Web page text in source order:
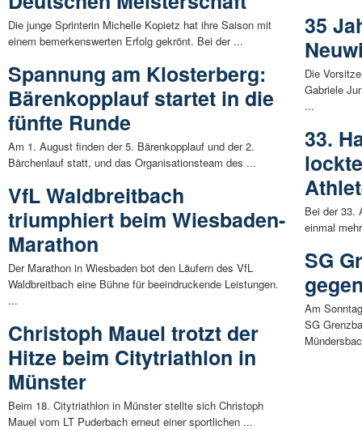
Die junge Sprinterin Michelle Kopietz hat ihre Saison mit
einem bemerkenswerten Erfolg gekrönt. Bei der ...
Spannung am Klosterberg:
Bärenkopplauf startet in die
fünfte Runde
Am 1. August finden der 5. Bärenkopplauf und der 2.
Bärchenlauf statt, und das Organisationsteam des ...
VfL Waldbreitbach
triumphiert beim Wiesbaden-
Marathon
Der Marathon in Wiesbaden bot den Läufern des VfL
Waldbreitbach eine Bühne für beeindruckende Leistungen.
...
Christoph Mauel trotzt der
Hitze beim Citytriathlon in
Münster
Beim 18. Citytriathlon in Münster stellte sich Christoph
Mauel vom LT Puderbach erneut einer sportlichen ...
35
Die
Gabriele
...
33.
Bei der 33.
einmal
SG
Am
SG